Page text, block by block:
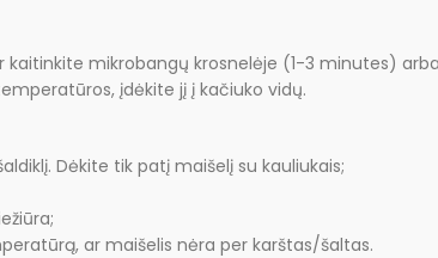
kaitinkite mikrobangų krosnelėje (1-3 minutes)
įdėkite jį į kačiuko vidų.
Dėkite tik patį maišelį su kauliukais;
ar maišelis nėra per karštas/šaltas.